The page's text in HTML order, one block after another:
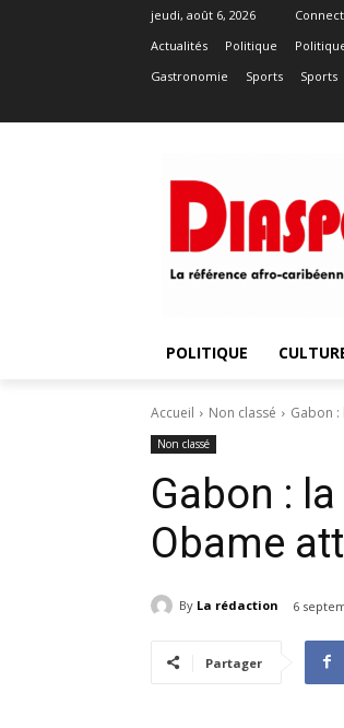
jeudi, août 6, 2026
Actualités
Politique
Gastronomie
Sports Sports
POLITIQUE
Accueil Non classé Gabon
Non classé
Gabon :
Obame
By La rédaction 6
Partager